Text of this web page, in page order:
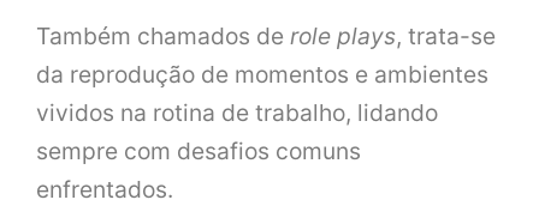
Também chamados derole plays, trata-se
da reprodução de momentos e ambientes
vividos na rotina de trabalho, lidando
sempre com desafios comuns
enfrentados.